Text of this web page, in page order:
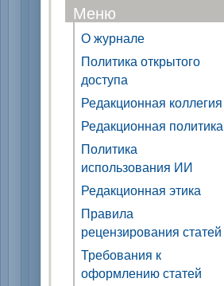
Меню
О журнале
Политика открытого
доступа
Редакционная коллегия
Редакционная политика
Политика
использования ИИ
Редакционная этика
Правила
рецензирования статей
Требования к
оформлению статей